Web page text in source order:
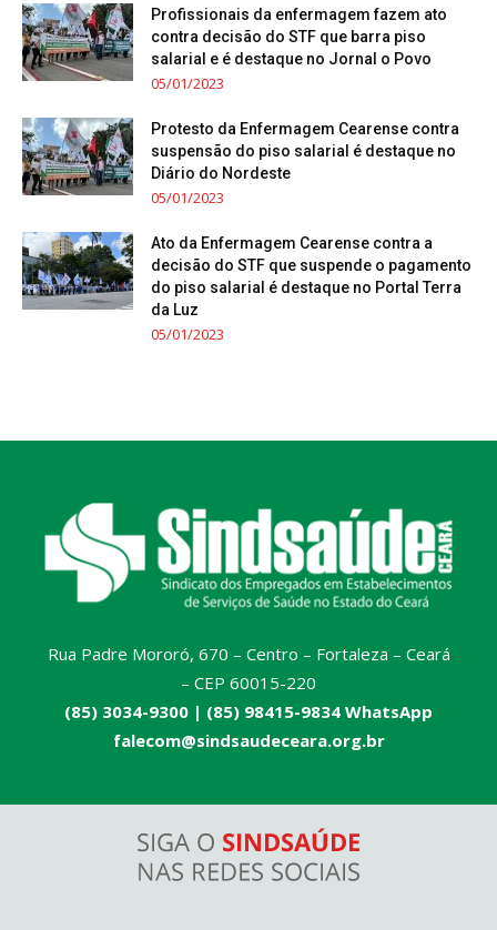
Profissionais da enfermagem fazem ato
contra decisão do STF que barra piso
salarial e é destaque no Jornal o Povo
05/01/2023
Protesto da Enfermagem Cearense contra
suspensão do piso salarial é destaque no
Diário do Nordeste
05/01/2023
Ato da Enfermagem Cearense contra a
decisão do STF que suspende o pagamento
do piso salarial é destaque no Portal Terra
da Luz
05/01/2023
Rua Padre Mororó, 670 – Centro – Fortaleza – Ceará
– CEP 60015-220
(85) 3034-9300 | (85) 98415-9834 WhatsApp
falecom@sindsaudeceara.org.br